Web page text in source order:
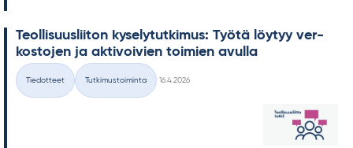
Teol­li­suus­lii­ton ky­se­ly­tut­ki­mus: Työtä löy­tyy ver­
kos­to­jen ja ak­ti­voi­vien toi­mien avulla
Kategoriat
Tiedotteet Tutkimustoiminta
16.4.2026